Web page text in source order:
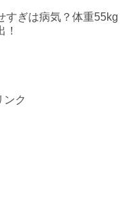
すぎは病気？体重55kg
！
ンク